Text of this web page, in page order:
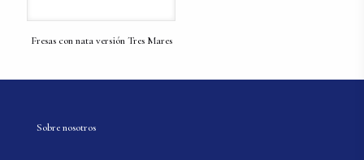
Fresas con nata versión Tres Mares
Sobre nosotros